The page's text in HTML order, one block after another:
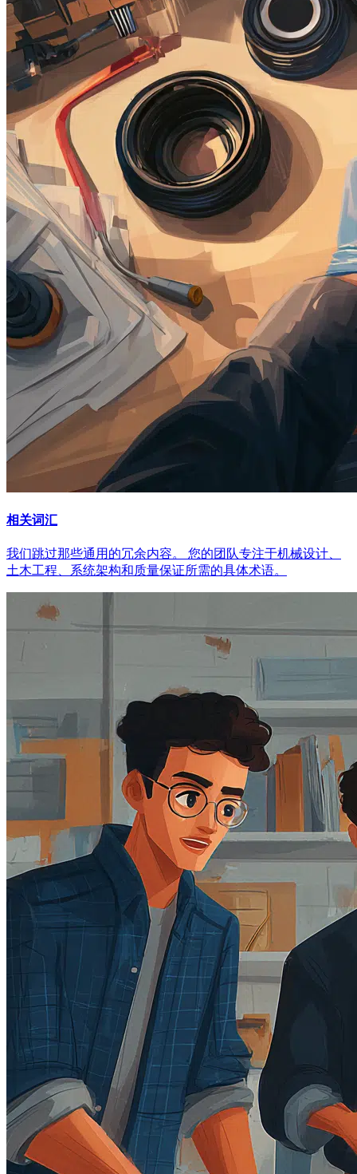
相关词汇
我们跳过那些通用的冗余内容。 您的团队专注于机械设计、
土木工程、系统架构和质量保证所需的具体术语。